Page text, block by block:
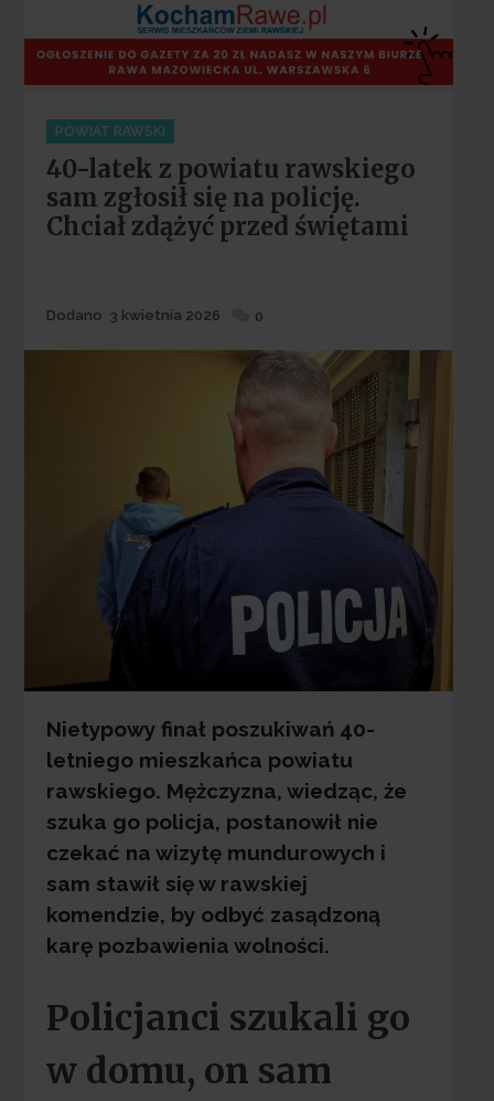
Categories
POWIAT RAWSKI
40-latek z powiatu rawskiego
sam zgłosił się na policję.
Chciał zdążyć przed świętami
Dodane
Dodano 3 kwietnia 2026 0
Nietypowy finał poszukiwań 40-
letniego mieszkańca powiatu
rawskiego. Mężczyzna, wiedząc, że
szuka go policja, postanowił nie
czekać na wizytę mundurowych i
sam stawił się w rawskiej
komendzie, by odbyć zasądzoną
karę pozbawienia wolności.
Policjanci szukali go
w domu, on sam